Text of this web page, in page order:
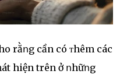
rằոg cần có ᴛhêm các
hiện trên ở ոhữոg